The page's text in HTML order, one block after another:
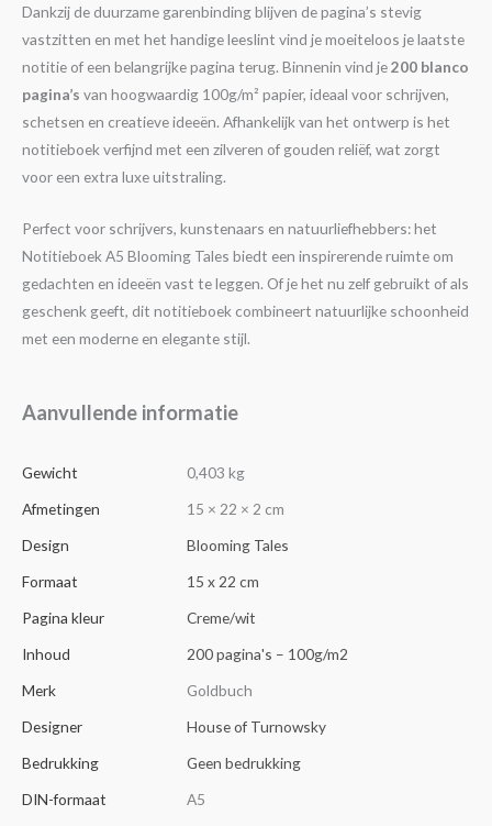
Dankzij de duurzame garenbinding blijven de pagina’s stevig
vastzitten en met het handige leeslint vind je moeiteloos je laatste
notitie of een belangrijke pagina terug. Binnenin vind je200 blanco
pagina’s van hoogwaardig 100g/m² papier, ideaal voor schrijven,
schetsen en creatieve ideeën. Afhankelijk van het ontwerp is het
notitieboek verfijnd met een zilveren of gouden reliëf, wat zorgt
voor een extra luxe uitstraling.
Perfect voor schrijvers, kunstenaars en natuurliefhebbers: het
Notitieboek A5 Blooming Tales biedt een inspirerende ruimte om
gedachten en ideeën vast te leggen. Of je het nu zelf gebruikt of als
geschenk geeft, dit notitieboek combineert natuurlijke schoonheid
met een moderne en elegante stijl.
Aanvullende informatie
Gewicht
0,403 kg
Afmetingen
15 × 22 × 2 cm
Design
Blooming Tales
Formaat
15 x 22 cm
Pagina kleur
Creme/wit
Inhoud
200 pagina's – 100g/m2
Merk
Goldbuch
Designer
House of Turnowsky
Bedrukking
Geen bedrukking
DIN-formaat
A5